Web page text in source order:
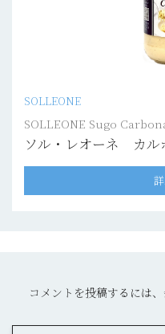
SOLLEONE
SOLLEONE Sugo
ソル・レオーネ カル
コメントを投稿するには